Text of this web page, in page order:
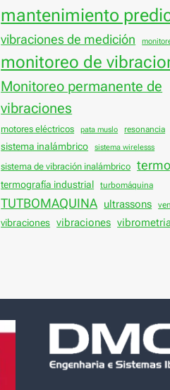
mantenimiento
vibraciones de medición
monitoreo de
Monitoreo permanente de
vibraciones
motores eléctricos pata muslo resonancia
sistema inalámbrico sistema wirelesss
sistema de vibración inalámbrico
termografía industrial turbomáquina
TUTBOMAQUINA ultrassons
vibraciones vibraciones